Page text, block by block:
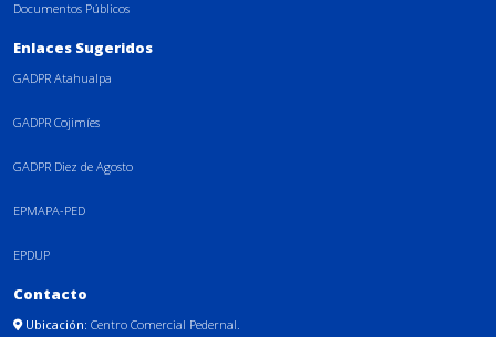
Documentos Públicos
Enlaces Sugeridos
GADPR Atahualpa
GADPR Cojimíes
GADPR Diez de Agosto
EPMAPA-PED
EPDUP
Contacto
Ubicación: Centro Comercial Pedernal.